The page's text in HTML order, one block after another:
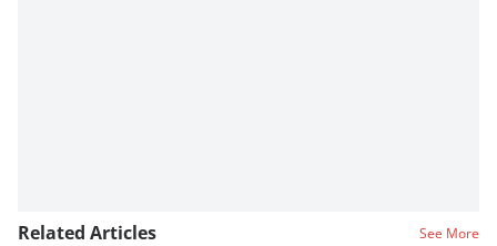
Related Articles See More